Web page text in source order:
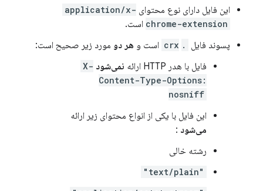
این فایل دارای نوع محتوای application/x-
chrome-extension است.
پسوند فایل
.crx هر دو مورد زیر صحیح است:
فایل با هدر HTTP ارائه
نمی‌شود X-
Content-Type-Options:
nosniff
این فایل با یکی از انواع محتوای زیر ارائه
می‌شود :
رشته خالی
"text/plain"